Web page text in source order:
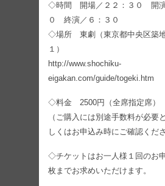
◇時間 開場／２２：３０ 開演
０ 終演／６：３０
◇場所 東劇（東京都中央区築
１）
http://www.shochiku-
eigakan.com/guide/togeki.htm
◇料金 2500円（全席指定席）
（ご購入には別途手数料が必要
しくはお申込み時にご確認くだ
◇チケットはお一人様１回のお
枚までお求めいただけます。